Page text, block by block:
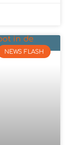
NEWS FLASH